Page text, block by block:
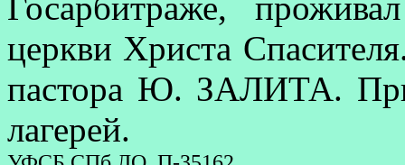
церкви Христа
пастора Ю. ЗАЛИТА.
лагерей.